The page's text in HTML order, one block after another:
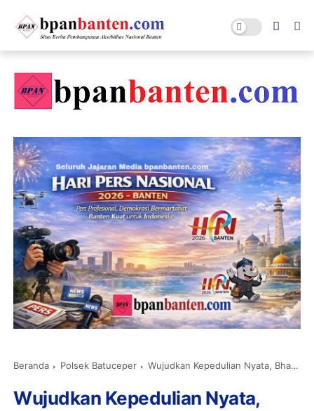
Beranda Polsek Batuceper Wujudkan Kepedulian Nyata, Bhabinkamtibmas Poris Gaga Polsek Batuceper Aiptu Exwanto Penjaga Anak Yatim Raih Tiket Perwira dari Kapolri
Wujudkan Kepedulian Nyata,